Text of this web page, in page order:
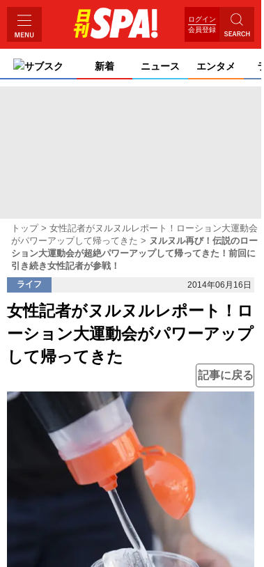
ログイン
会員登録
サブスク 新着 ニュース エンタメ
トップ
女性記者がヌルヌルレポート！ローション大運動会
がパワーアップして帰ってきた
ヌルヌル再び！伝説のロー
ション大運動会が超絶パワーアップして帰ってきた！前回に
引き続き女性記者が参戦！
ライフ 2014年06月16日
女性記者がヌルヌルレポート！ロ
ーション大運動会がパワーアップ
して帰ってきた
記事に戻る